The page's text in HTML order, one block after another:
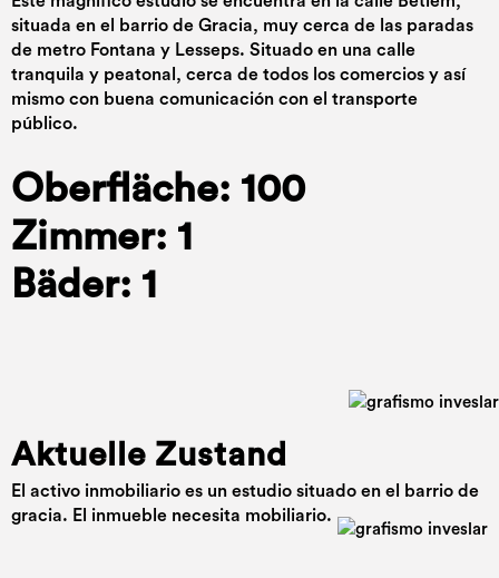
situada en el barrio de Gracia, muy cerca de las paradas
de metro Fontana y Lesseps. Situado en una calle
tranquila y peatonal, cerca de todos los comercios y así
mismo con buena comunicación con el transporte
público.
Oberfläche: 100
Zimmer: 1
Bäder: 1
Aktuelle Zustand
El activo inmobiliario es un estudio situado en el barrio de
gracia. El inmueble necesita mobiliario.